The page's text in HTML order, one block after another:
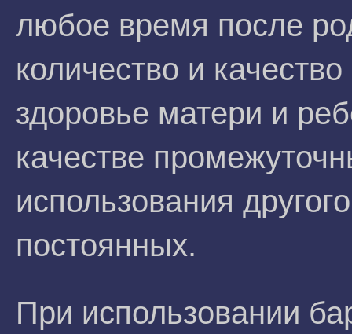
любое время после
количество и
здоровье матери и
качестве
использования
постоянных.
При использовании